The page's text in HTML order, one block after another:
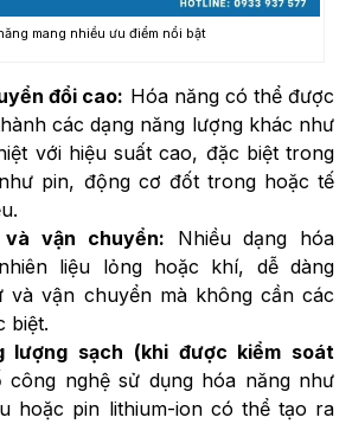
mang nhiều ưu điểm nổi bật
đổi cao: Hóa năng có thể được
các dạng năng lượng khác như
với hiệu suất cao, đặc biệt trong
pin, động cơ đốt trong hoặc tế
vận chuyển: Nhiều dạng hóa
liệu lỏng hoặc khí, dễ dàng
và vận chuyển mà không cần các
biệt.
lượng sạch (khi được kiểm soát
công nghệ sử dụng hóa năng như
hoặc pin lithium-ion có thể tạo ra